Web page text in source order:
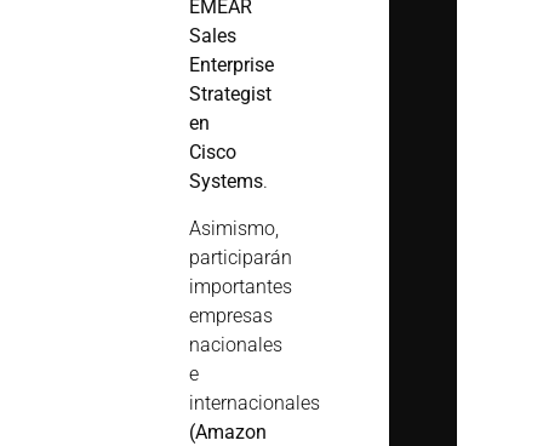
EMEAR
Sales
Enterprise
Strategist
en
Cisco
Systems.
Asimismo,
participarán
importantes
empresas
nacionales
e
internacionales
(Amazon